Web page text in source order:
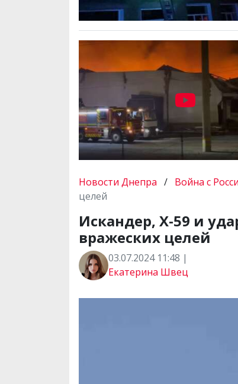
Новости Днепра / Война с
целей
Искандер, Х-59 и
вражеских целей
03.07.2024 11:48 |
Екатерина Швец